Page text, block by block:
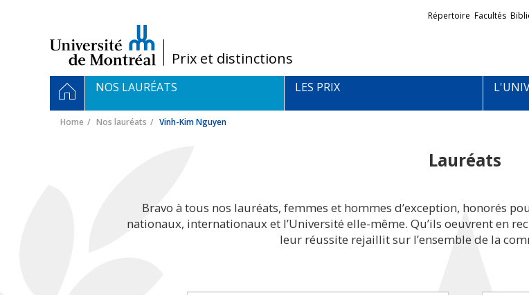
/Prix et distinctions
Liens
externes
Répertoire Facultés
Navigation
principale
HOMENOS LAURÉATS LES PRIX
Home Nos lauréats Vinh-Kim Nguyen
Lauréats
Bravo à tous nos lauréats, femmes et hommes d’exception, honorés
nationaux, internationaux et l’Université elle-même. Qu’ils oeuvrent en
leur réussite rejaillit sur l’ensemble de la